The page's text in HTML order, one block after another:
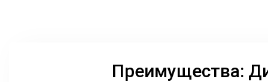
Преимущества: